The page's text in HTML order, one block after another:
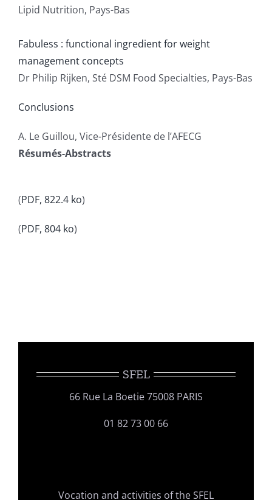
Lipid Nutrition, Pays-Bas
Fabuless : functional ingredient for weight
management concepts
Dr Philip Rijken, Sté DSM Food Specialties, Pays-Bas
Conclusions
A. Le Guillou, Vice-Présidente de l’AFECG
Résumés-Abstracts
(PDF, 822.4 ko)
(PDF, 804 ko)
SFEL
66 Rue La Boetie 75008 PARIS
01 82 73 00 66
Vocation and activities of the SFEL